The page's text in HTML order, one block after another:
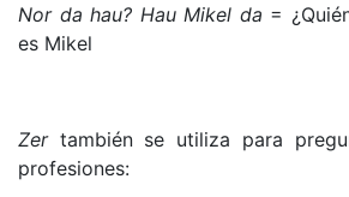
Nor da hau? Hau Mikel da =
es Mikel
Zertambién se utiliza para
profesiones: